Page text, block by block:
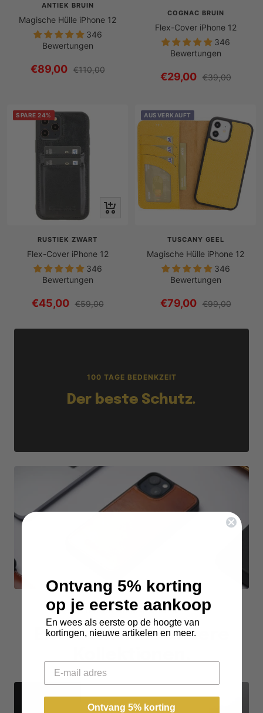
ANTIEK BRUIN
Magische Hülle iPhone 12
346
Bewertungen
Angebotspreis
€89,00 Regulärer
€110,00
COGNAC BRUIN
Flex-Cover iPhone 12
346
Bewertungen
Angebotspreis
€29,00 Regulärer
€39,00
SPARE 24%
Schnellansicht
RUSTIEK ZWART
Flex-Cover iPhone 12
346
Bewertungen
Angebotspreis
€45,00 Regulärer
€59,00
AUSVERKAUFT
TUSCANY GEEL
Magische Hülle iPhone 12
346
Bewertungen
Angebotspreis
€79,00 Regulärer
€99,00
100 TAGE BEDENKZEIT
Der beste Schutz.
IPHONE-SAMMLUNGEN
Entdecken Sie unsere
Ontvang 5% korting
op je eerste aankoop
En wees als eerste op de hoogte van
kortingen, nieuwe artikelen en meer.
Email
Ontvang 5% korting